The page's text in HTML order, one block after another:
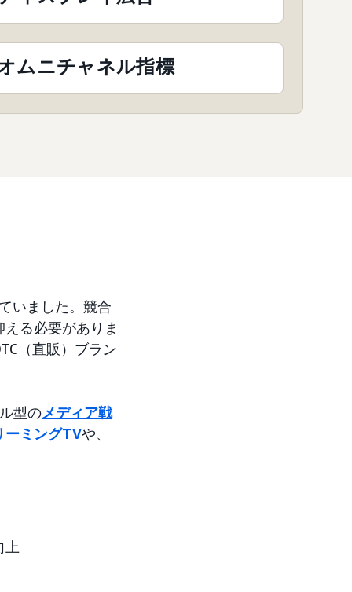
ムニチャネル指標
いました。競合
る必要がありま
（直販）ブラン
型のメディア戦
ーミングTVや、
上